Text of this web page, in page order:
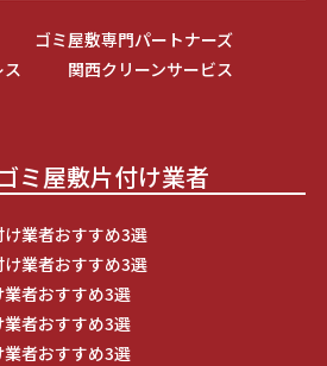
ゴミ屋敷専門パートナーズ
関西クリーンサービス
ミ屋敷片付け業者
業者おすすめ3選
業者おすすめ3選
者おすすめ3選
者おすすめ3選
者おすすめ3選